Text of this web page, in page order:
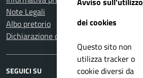
Note Legali
Albo pretorio
Dichiarazione di accessibilità
SEGUICI SU
dei cookies
Questo sito non
utilizza tracker o
cookie diversi da